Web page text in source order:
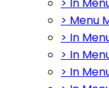
> In
> Menu
> In
> In
> In